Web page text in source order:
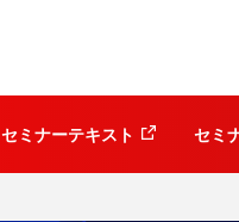
セミナーテキスト セミ